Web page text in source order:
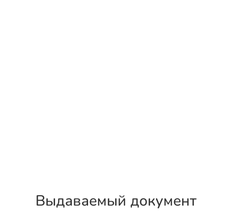
Выдаваемый документ